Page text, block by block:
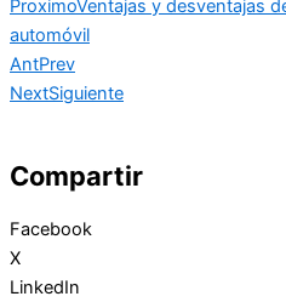
ProximoVentajas y desventajas
automóvil
AntPrev
NextSiguiente
Compartir
Facebook
X
LinkedIn